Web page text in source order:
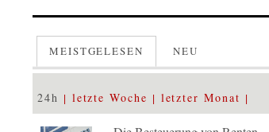
MEISTGELESEN NEU
24h letzte Woche letzter Monat